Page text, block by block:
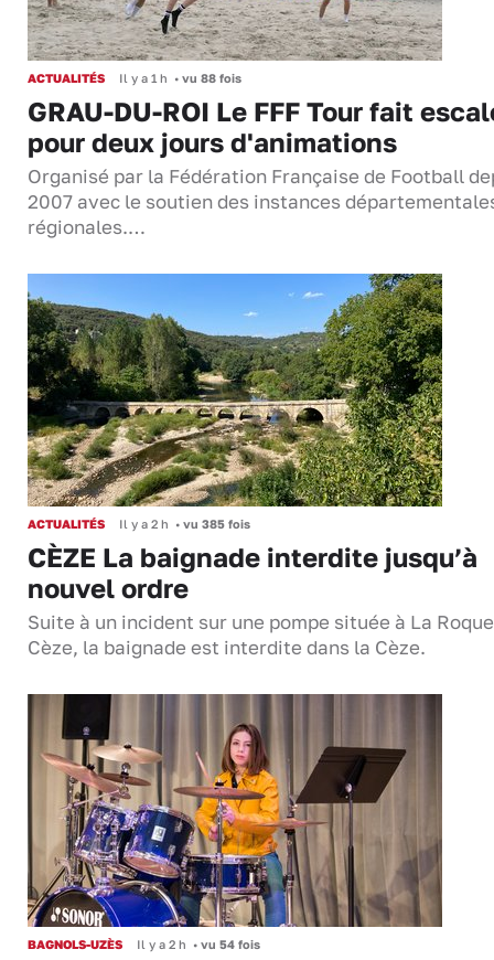
ACTUALITÉS Il y a 1 h • vu 88 fois
GRAU-DU-ROI Le FFF Tour fait
pour deux jours d'animations
Organisé par la Fédération Française de Football
2007 avec le soutien des instances
régionales.…
ACTUALITÉS Il y a 2 h • vu 385 fois
CÈZE La baignade interdite jusqu’à
nouvel ordre
Suite à un incident sur une pompe située à La
Cèze, la baignade est interdite dans la Cèze.
BAGNOLS-UZÈS Il y a 2 h • vu 54 fois